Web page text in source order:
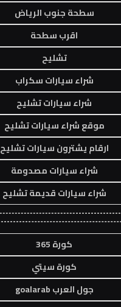
سطحة جنوب الرياض
اقرب سطحة
تشليح
شراء سيارات سكراب
شراء سيارات تشليح
موقع شراء سيارات تشليح
ارقام يشترون سيارات تشليح
شراء سيارات مصدومة
شراء سيارات قديمة تشليح
كورة 365
كورة سيتي
جول العرب goalarab